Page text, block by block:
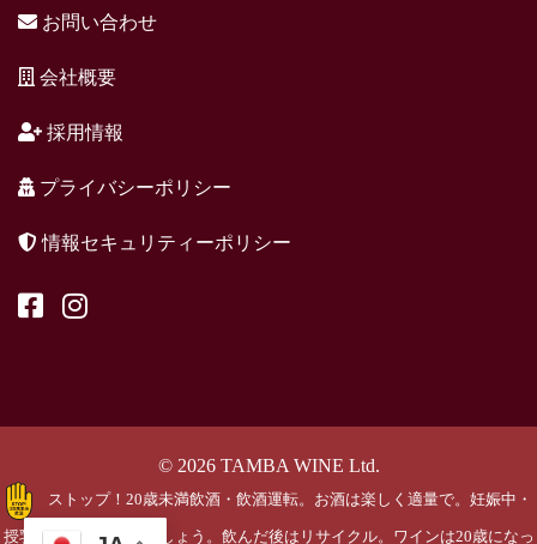
お問い合わせ
会社概要
採用情報
プライバシーポリシー
情報セキュリティーポリシー
© 2026 TAMBA WINE Ltd.
ストップ！20歳未満飲酒・飲酒運転。お酒は楽しく適量で。妊娠中・
授乳期の飲酒はやめましょう。飲んだ後はリサイクル。ワインは20歳になっ